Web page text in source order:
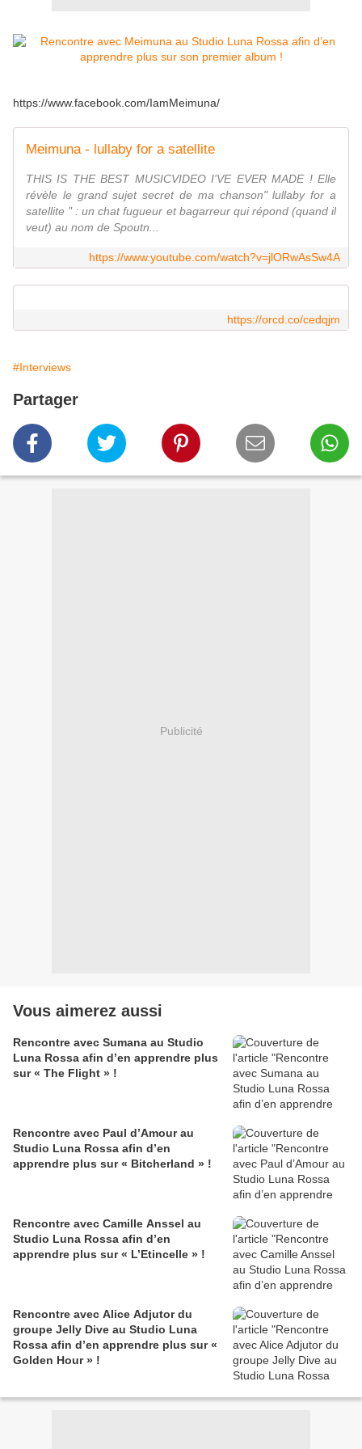
https://www.facebook.com/IamMeimuna/
Meimuna - lullaby for a satellite
THIS IS THE BEST MUSICVIDEO I'VE EVER MADE ! Elle
révèle le grand sujet secret de ma chanson" lullaby for a
satellite " : un chat fugueur et bagarreur qui répond (quand il
veut) au nom de Spoutn...
https://www.youtube.com/watch?v=jlORwAsSw4A
https://orcd.co/cedqjm
#Interviews
Partager
Publicité
Vous aimerez aussi
Rencontre avec Sumana au Studio
Luna Rossa afin d’en apprendre plus
sur « The Flight » !
Rencontre avec Paul d’Amour au
Studio Luna Rossa afin d’en
apprendre plus sur « Bitcherland » !
Rencontre avec Camille Anssel au
Studio Luna Rossa afin d’en
apprendre plus sur « L’Etincelle » !
Rencontre avec Alice Adjutor du
groupe Jelly Dive au Studio Luna
Rossa afin d’en apprendre plus sur «
Golden Hour » !